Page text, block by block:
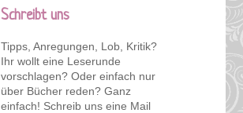
Schreibt uns
Tipps, Anregungen, Lob, Kritik?
Ihr wollt eine Leserunde
vorschlagen? Oder einfach nur
über Bücher reden? Ganz
einfach! Schreib uns eine Mail